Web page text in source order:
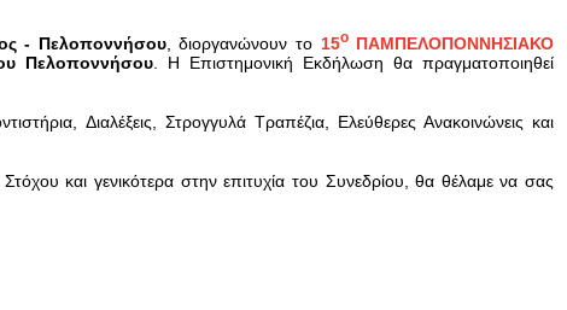
- Πελοποννήσου, διοργανώνουν το 15οΠΑΜΠΕΛΟΠΟΝΝΗΣΙΑΚΟ
Πελοποννήσου . Η Επιστημονική Εκδήλωση θα πραγματοποιηθεί
Διαλέξεις, Στρογγυλά Τραπέζια, Ελεύθερες Ανακοινώνεις και
και γενικότερα στην επιτυχία του Συνεδρίου, θα θέλαμε να σας